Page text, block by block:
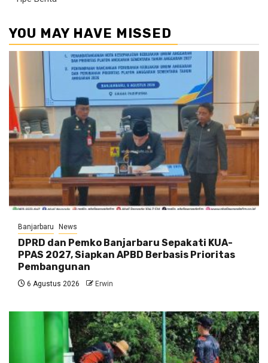
YOU MAY HAVE MISSED
Banjarbaru News
DPRD dan Pemko Banjarbaru Sepakati KUA-
PPAS 2027, Siapkan APBD Berbasis Prioritas
Pembangunan
6 Agustus 2026 Erwin